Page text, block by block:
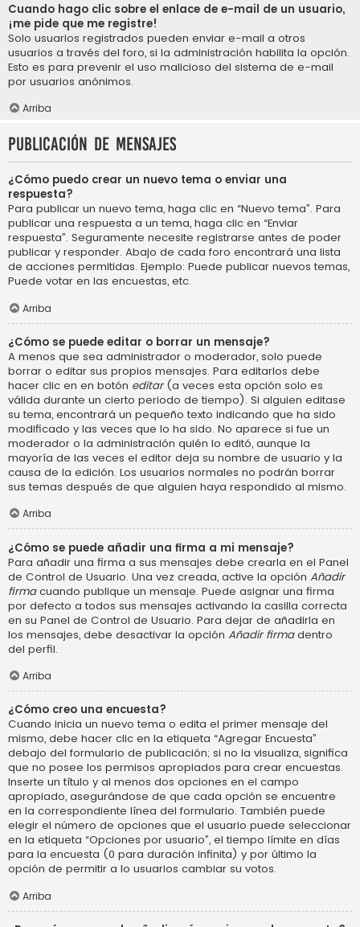
Cuando hago clic sobre el enlace de e-mail de un usuario,
¡me pide que me registre!
Solo usuarios registrados pueden enviar e-mail a otros
usuarios a través del foro, si la administración habilita la opción.
Esto es para prevenir el uso malicioso del sistema de e-mail
por usuarios anónimos.
Arriba
Publicación de mensajes
¿Cómo puedo crear un nuevo tema o enviar una
respuesta?
Para publicar un nuevo tema, haga clic en “Nuevo tema”. Para
publicar una respuesta a un tema, haga clic en “Enviar
respuesta”. Seguramente necesite registrarse antes de poder
publicar y responder. Abajo de cada foro encontrará una lista
de acciones permitidas. Ejemplo: Puede publicar nuevos temas,
Puede votar en las encuestas, etc.
Arriba
¿Cómo se puede editar o borrar un mensaje?
A menos que sea administrador o moderador, solo puede
borrar o editar sus propios mensajes. Para editarlos debe
hacer clic en en botón editar(a veces esta opción solo es
válida durante un cierto periodo de tiempo). Si alguien editase
su tema, encontrará un pequeño texto indicando que ha sido
modificado y las veces que lo ha sido. No aparece si fue un
moderador o la administración quién lo editó, aunque la
mayoría de las veces el editor deja su nombre de usuario y la
causa de la edición. Los usuarios normales no podrán borrar
sus temas después de que alguien haya respondido al mismo.
Arriba
¿Cómo se puede añadir una firma a mi mensaje?
Para añadir una firma a sus mensajes debe crearla en el Panel
de Control de Usuario. Una vez creada, active la opción Añadir
firmacuando publique un mensaje. Puede asignar una firma
por defecto a todos sus mensajes activando la casilla correcta
en su Panel de Control de Usuario. Para dejar de añadirla en
los mensajes, debe desactivar la opción Añadir firmadentro
del perfil.
Arriba
¿Cómo creo una encuesta?
Cuando inicia un nuevo tema o edita el primer mensaje del
mismo, debe hacer clic en la etiqueta “Agregar Encuesta”
debajo del formulario de publicación; si no la visualiza, significa
que no posee los permisos apropiados para crear encuestas.
Inserte un título y al menos dos opciones en el campo
apropiado, asegurándose de que cada opción se encuentre
en la correspondiente línea del formulario. También puede
elegir el número de opciones que el usuario puede seleccionar
en la etiqueta “Opciones por usuario”, el tiempo límite en días
para la encuesta (0 para duración infinita) y por último la
opción de permitir a lo usuarios cambiar su votos.
Arriba